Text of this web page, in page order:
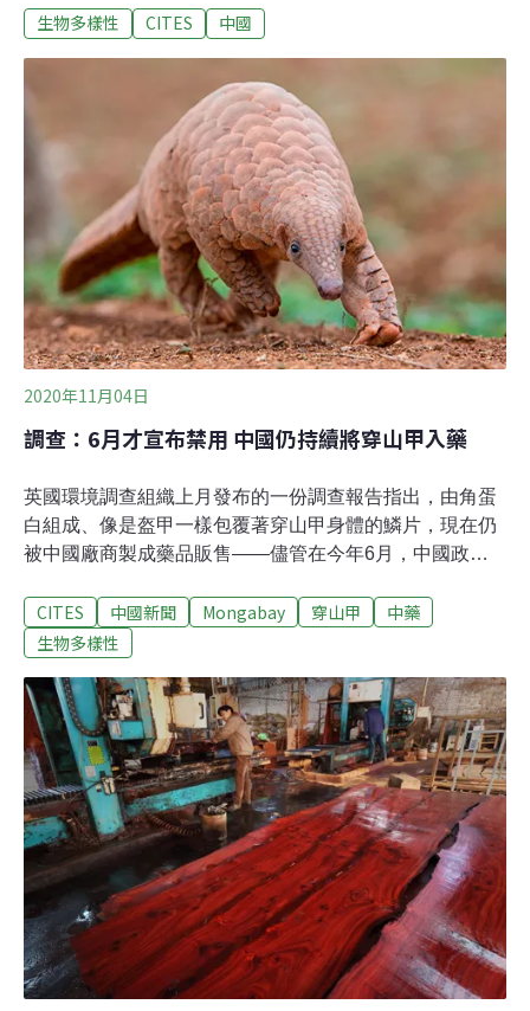
含有鱘魚子醬提取物。鱘魚已被列入《瀕危物種國際貿易
瀕危物種允許出口證明書。海關表示，除辦理野生動植物
進出口證書手續外，通過貨運、郵遞、快件和旅客攜帶等
方式進出境瀕危野生動植物及其製品的行為均屬違法，海
關將依法予以處置，如情節嚴重、構成犯罪，更將依法追
究刑事責任。
生物多樣性 CITES 中國
2020年11月04日
調查：6月才宣布禁用 中國仍持續將穿山甲入藥
英國環境調查組織上月發布的一份調查報告指出，由角蛋
白組成、像是盔甲一樣包覆著穿山甲身體的鱗片，現在仍
被中國廠商製成藥品販售——儘管在今年6月，中國政府
級提升至最高的「國家一級保護野生動物」，包括中華穿
山甲（Chinese pangolin，學名：Manis pentadactyla）、
與印度穿山甲（Indian pangolin，學名：Manis
crassicauda）。在中國將穿山甲鱗片除名、又提高保育等
級之後不到幾天，英國非營利組織「環境調查局
（Environmental Investigation Agency，簡稱EIA）」就
揭露，穿山甲鱗片雖然已經從《中華人民共和國藥典》
（2020年版）的原料清單中除名，卻仍可見於8種專利藥
品的處方中。10月13日，E
CITES 中國新聞 Mongabay 穿山甲
中藥
生物多樣性